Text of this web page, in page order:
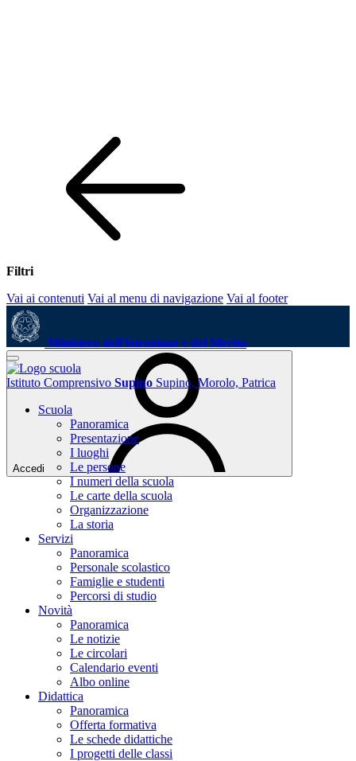
Filtri
Vai ai contenuti Vai al menu di navigazione Vai al footer
Ministero dell'Istruzione e del Merito
Accedi
Istituto Comprensivo Supino Supino, Morolo, Patrica
Scuola
Panoramica
Presentazione
I luoghi
Le persone
I numeri della scuola
Le carte della scuola
Organizzazione
La storia
Servizi
Panoramica
Personale scolastico
Famiglie e studenti
Percorsi di studio
Novità
Panoramica
Le notizie
Le circolari
Calendario eventi
Albo online
Didattica
Panoramica
Offerta formativa
Le schede didattiche
I progetti delle classi